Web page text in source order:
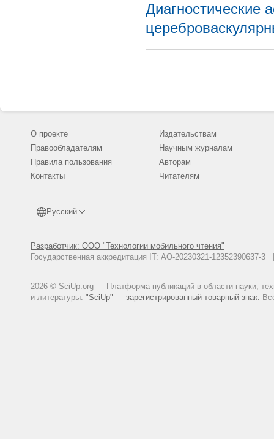
Диагностические
О проекте
Правообладателям
Правила пользования
Контакты
Русский
Разработчик: ООО "Технологии мобильного чтения"
Государственная аккредитация IT: АО-20230321-
2026 © SciUp.org — Платформа публикаций в области науки,
и литературы. "SciUp" — зарегистрированный товарный знак.
Издательствам
Научным журналам
Авторам
Читателям